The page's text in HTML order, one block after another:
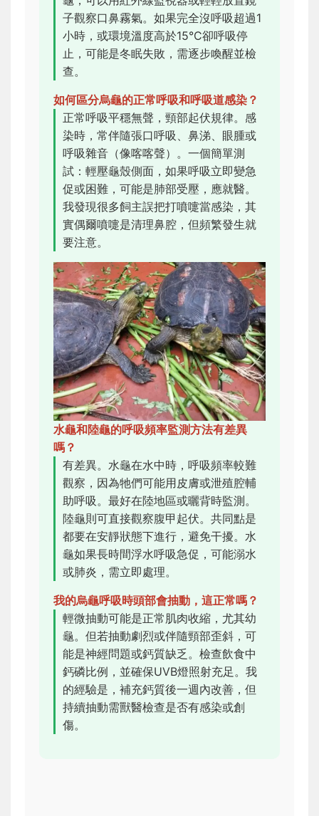
子觀察口鼻霧氣。如果完全沒呼吸超過1
小時，或環境溫度高於15°C卻呼吸停
止，可能是冬眠失敗，需逐步喚醒並檢
查。
如何區分烏龜的正常呼吸和呼吸道感染？
正常呼吸平穩無聲，頸部起伏規律。感
染時，常伴隨張口呼吸、鼻涕、眼腫或
呼吸雜音（像喀喀聲）。一個簡單測
試：輕壓龜殼側面，如果呼吸立即變急
促或困難，可能是肺部受壓，應就醫。
我發現很多飼主誤把打噴嚏當感染，其
實偶爾噴嚏是清理鼻腔，但頻繁發生就
要注意。
水龜和陸龜的呼吸頻率監測方法有差異
嗎？
有差異。水龜在水中時，呼吸頻率較難
觀察，因為牠們可能用皮膚或泄殖腔輔
助呼吸。最好在陸地區或曬背時監測。
陸龜則可直接觀察腹甲起伏。共同點是
都要在安靜狀態下進行，避免干擾。水
龜如果長時間浮水呼吸急促，可能溺水
或肺炎，需立即處理。
我的烏龜呼吸時頭部會抽動，這正常嗎？
輕微抽動可能是正常肌肉收縮，尤其幼
龜。但若抽動劇烈或伴隨頸部歪斜，可
能是神經問題或鈣質缺乏。檢查飲食中
鈣磷比例，並確保UVB燈照射充足。我
的經驗是，補充鈣質後一週內改善，但
持續抽動需獸醫檢查是否有感染或創
傷。